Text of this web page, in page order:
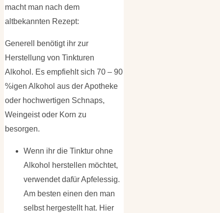
macht man nach dem
altbekannten Rezept:
Generell benötigt ihr zur
Herstellung von Tinkturen
Alkohol. Es empfiehlt sich 70 – 90
%igen Alkohol aus der Apotheke
oder hochwertigen Schnaps,
Weingeist oder Korn zu
besorgen.
Wenn ihr die Tinktur ohne
Alkohol herstellen möchtet,
verwendet dafür Apfelessig.
Am besten einen den man
selbst hergestellt hat. Hier